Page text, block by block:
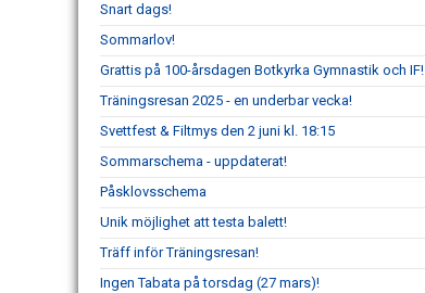
Snart dags!
Sommarlov!
Grattis på 100-årsdagen Botkyrka Gymnastik och IF!
Träningsresan 2025 - en underbar vecka!
Svettfest & Filtmys den 2 juni kl. 18:15
Sommarschema - uppdaterat!
Påsklovsschema
Unik möjlighet att testa balett!
Träff inför Träningsresan!
Ingen Tabata på torsdag (27 mars)!